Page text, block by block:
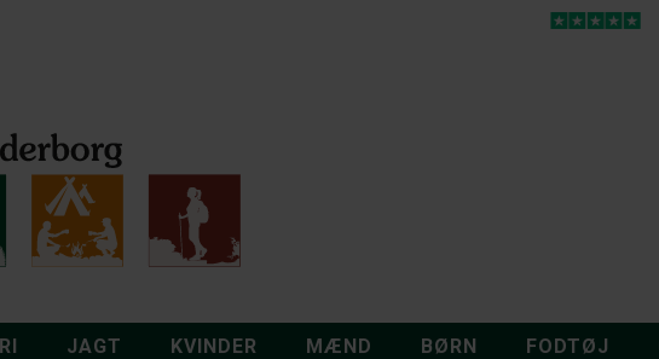
JAGT KVINDER MÆND BØRN FODTØJ